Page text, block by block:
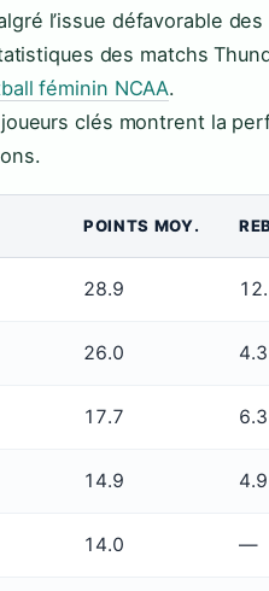
l’issue défavorable
des matchs
féminin NCAA.
clés montrent la
POINTS MOY.
28.9
26.0 4.3
17.7 6.3
14.9 4.9
14.0 —